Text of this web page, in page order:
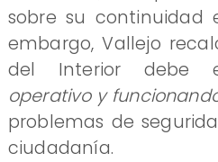
sobre su continuidad
embargo, Vallejo
del Interior debe
operativo y
problemas de
ciudadanía.